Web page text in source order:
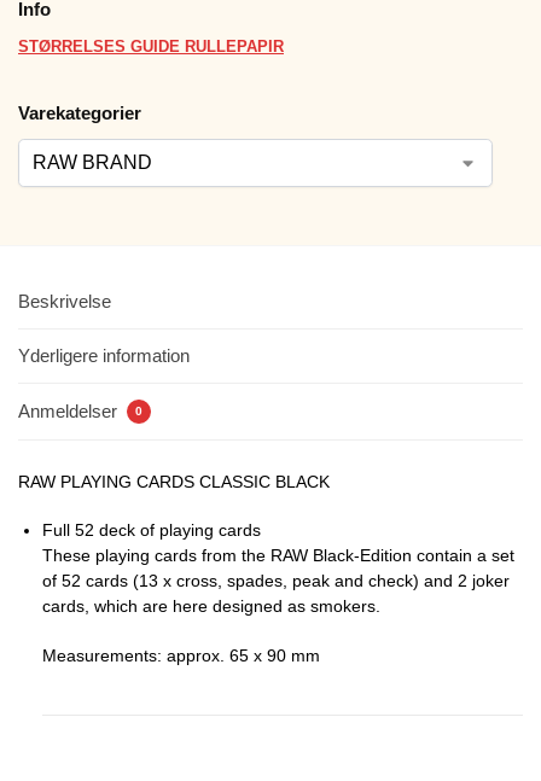
Info
STØRRELSES GUIDE RULLEPAPIR
Varekategorier
Beskrivelse
Yderligere information
Anmeldelser 0
RAW PLAYING CARDS CLASSIC BLACK
Full 52 deck of playing cards
These playing cards from the RAW Black-Edition contain a set
of 52 cards (13 x cross, spades, peak and check) and 2 joker
cards, which are here designed as smokers.
Measurements: approx. 65 x 90 mm